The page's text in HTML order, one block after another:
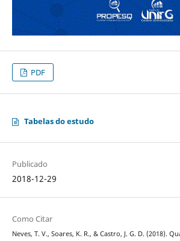
PDF
Tabelas do estudo
Publicado
2018-12-29
Como Citar
Neves, T. V., Soares, K. R., & Castro, J. G. D. (2018).